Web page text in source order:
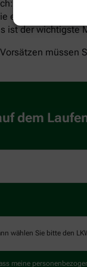
Ein Vorsatz
erreichen,
ist der wichtigste
müssen
dem
wählen Sie bitte den
meine